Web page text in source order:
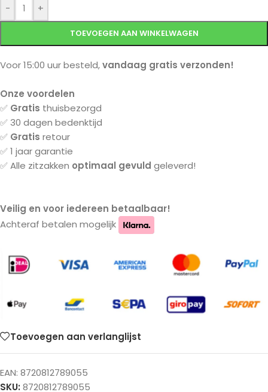
- +
TOEVOEGEN AAN WINKELWAGEN
Voor 15:00 uur besteld,vandaag gratis verzonden!
Onze voordelen
✅ Gratis thuisbezorgd
✅ 30 dagen bedenktijd
✅ Gratis retour
✅ 1 jaar garantie
✅ Alle zitzakken optimaal gevuld geleverd!
Veilig en voor iedereen betaalbaar!
Achteraf betalen mogelijk
Toevoegen aan verlanglijst
EAN: 8720812789055
SKU: 8720812789055